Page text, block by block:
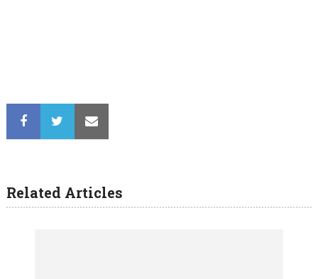
Related Articles